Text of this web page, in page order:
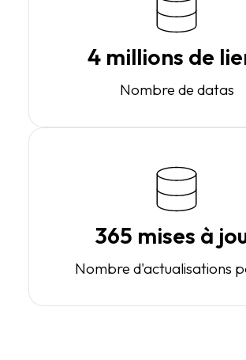
4 millions de
Nombre de datas
365 mises à
Nombre d'actualisations